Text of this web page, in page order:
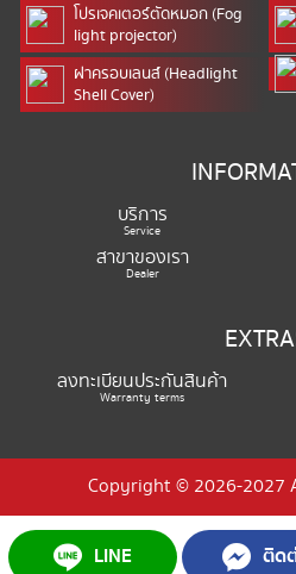
โปรเจคเตอร์ตัดหมอก (Fog
light projector)
ฝาครอบเลนส์ (Headlight
Shell Cover)
บริการ
Service
สาขาของเรา
Dealer
ลงทะเบียนประกันสินค้า
Warranty terms
Copyright © 2026-2027
LINE ติด